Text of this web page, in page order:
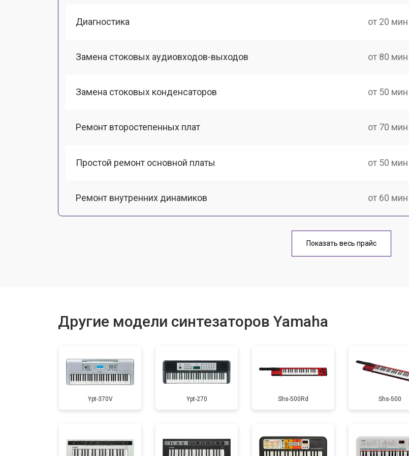
Диагностика от 20 мин
Замена стоковых аудиовходов-выходов от 80 мин
Замена стоковых конденсаторов от 50 мин
Ремонт второстепенных плат от 70 мин
Простой ремонт основной платы от 50 мин
Ремонт внутренних динамиков от 60 мин
от 40 мин
Чистка клавиатуры от 40 мин
Ремонт клавиш от 60 мин
Замена клавиш и уплотнителей от 40 мин
Показать весь прайс
Другие модели синтезаторов Yamaha
Ypt-370V Ypt-270 Shs-500Rd Shs-500